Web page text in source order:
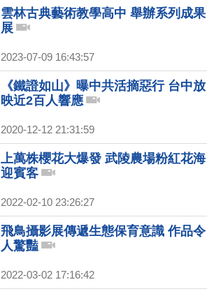
雲林古典藝術教學高中 舉辦系列成果
展
2023-07-09 16:43:57
《鐵證如山》曝中共活摘惡行 台中放
映近2百人響應
2020-12-12 21:31:59
上萬株櫻花大爆發 武陵農場粉紅花海
迎賓客
2022-02-10 23:26:27
飛鳥攝影展傳遞生態保育意識 作品令
人驚豔
2022-03-02 17:16:42